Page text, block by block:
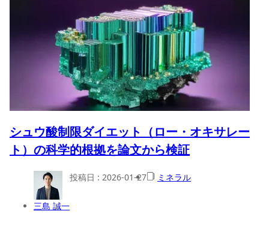
シュウ酸制限ダイエット（ロー・オキサレー
ト）の科学的根拠を論文から検証
三島 誠一
投稿日 : 2026-01-27 ミネラル